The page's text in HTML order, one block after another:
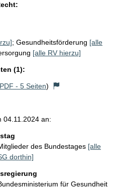
; Gesundheitsförderung [alle
[alle RV hierzu]
(1):
PDF - 5 Seiten)
04.11.2024 an:
des Bundestages [alle
dorthin]
für Gesundheit